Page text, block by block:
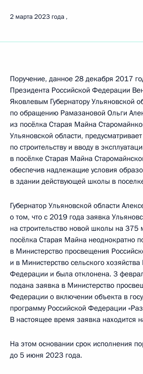
2 марта 2023 года
Поручение, данное 28 декабря 2017
Президента Российской Федерации
Яковлевым Губернатору Ульяновской
по обращению Рамазановой Ольги
из посёлка Старая Майна
Ульяновской области,
по строительству и вводу в
в посёлке Старая Майна
обеспечив надлежащие условия
в здании действующей школы в
Губернатор Ульяновской области
о том, что с 2019 года заявка
на строительство новой школы на 375
посёлка Старая Майна неоднократно
в Министерство просвещения
и в Министерство сельского хозяйства
Федерации и была отклонена. 3
подана заявка в Министерство
Федерации о включении объекта в
программу Российской Федерации
В настоящее время заявка находится
На этом основании срок исполнения
до 5 июня 2023 года.